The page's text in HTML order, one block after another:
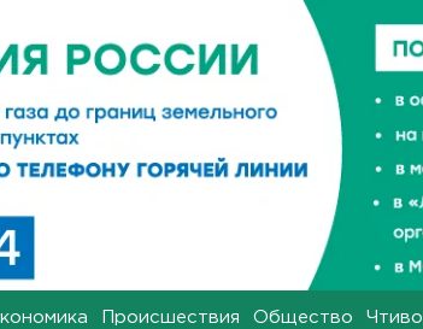
Происшествия Общество Чтиво